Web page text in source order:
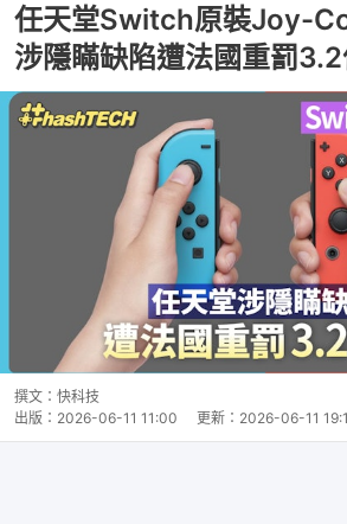
任天堂Switch原裝Joy-
涉隱瞞缺陷遭法國重罰
撰文： 快科技
出版： 2026-06-11 11:00 更新： 2026-06-11